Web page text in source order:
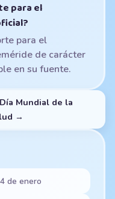
para el
para el
de carácter
en su fuente.
Mundial de la
→
4 de enero